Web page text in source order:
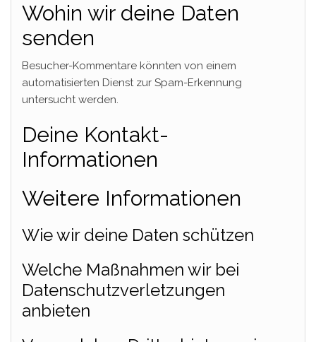
Wohin wir deine Daten
senden
Besucher-Kommentare könnten von einem
automatisierten Dienst zur Spam-Erkennung
untersucht werden.
Deine Kontakt-
Informationen
Weitere Informationen
Wie wir deine Daten schützen
Welche Maßnahmen wir bei
Datenschutzverletzungen
anbieten